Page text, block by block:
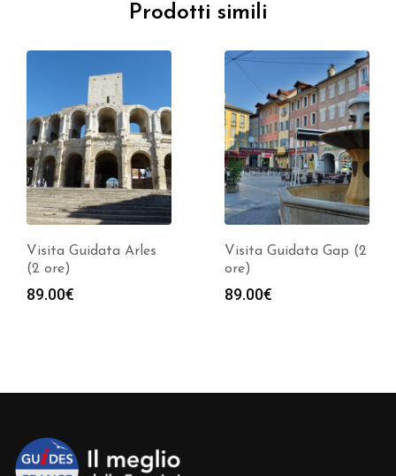
Prodotti simili
Visita Guidata Arles
(2 ore)
89.00€
Visita Guidata Gap (2
ore)
89.00€